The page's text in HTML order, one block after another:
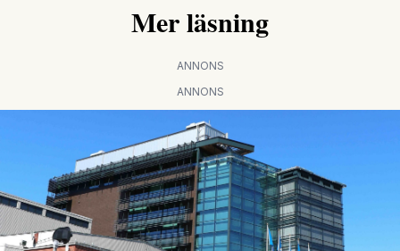
Mer läsning
ANNONS
ANNONS